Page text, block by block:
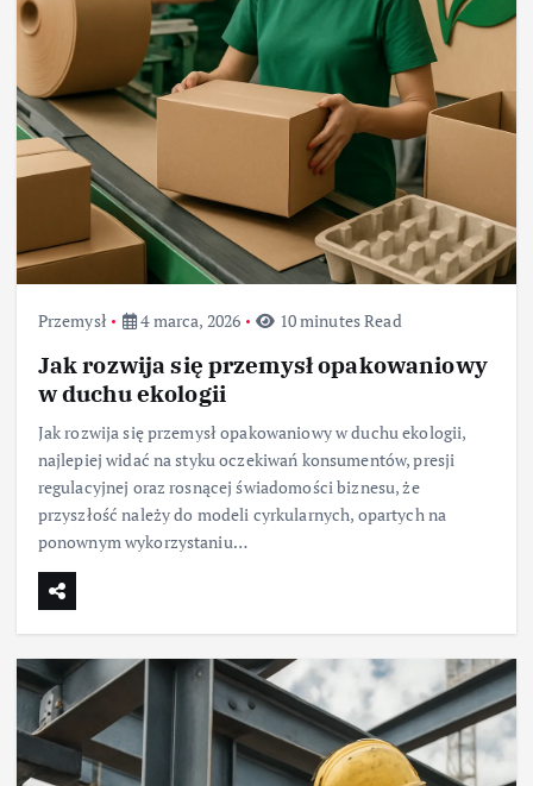
Przemysł 4 marca, 2026 10 minutes Read
Jak rozwija się przemysł opakowaniowy
w duchu ekologii
Jak rozwija się przemysł opakowaniowy w duchu ekologii,
najlepiej widać na styku oczekiwań konsumentów, presji
regulacyjnej oraz rosnącej świadomości biznesu, że
przyszłość należy do modeli cyrkularnych, opartych na
ponownym wykorzystaniu…